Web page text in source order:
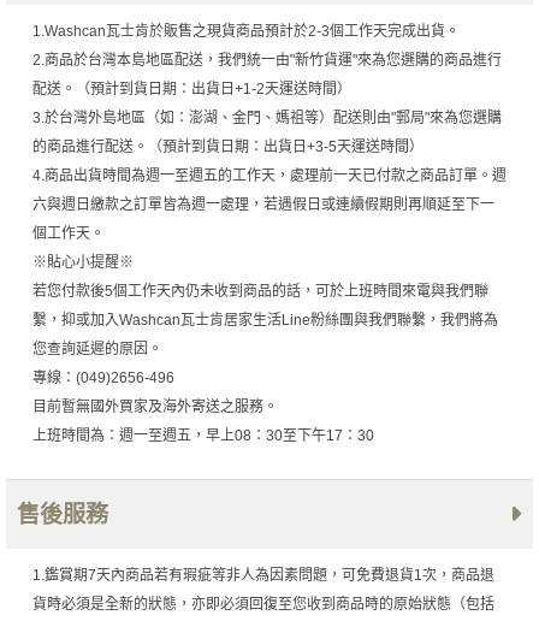
1.Washcan瓦士肯於販售之現貨商品預計於2-3個工作天完成出貨。
2.商品於台灣本島地區配送，我們統一由"新竹貨運"來為您選購的商品進行
配送。（預計到貨日期：出貨日+1-2天運送時間）
3.於台灣外島地區（如：澎湖、金門、媽祖等）配送則由"郵局"來為您選購
的商品進行配送。（預計到貨日期：出貨日+3-5天運送時間）
4.商品出貨時間為週一至週五的工作天，處理前一天已付款之商品訂單。週
六與週日繳款之訂單皆為週一處理，若遇假日或連續假期則再順延至下一
個工作天。
※貼心小提醒※
若您付款後5個工作天內仍未收到商品的話，可於上班時間來電與我們聯
繫，抑或加入Washcan瓦士肯居家生活Line粉絲團與我們聯繫，我們將為
您查詢延遲的原因。
專線：(049)2656-496
目前暫無國外買家及海外寄送之服務。
上班時間為：週一至週五，早上08：30至下午17：30
售後服務
1.鑑賞期7天內商品若有瑕疵等非人為因素問題，可免費退貨1次，商品退
貨時必須是全新的狀態，亦即必須回復至您收到商品時的原始狀態（包括